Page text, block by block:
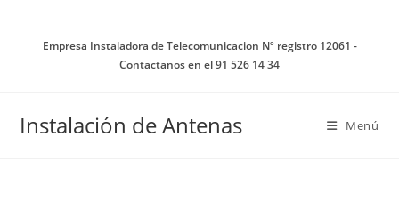
contenido
Empresa Instaladora de Telecomunicacion Nº registro 12061 -
Contactanos en el 91 526 14 34
Instalación de Antenas Menú